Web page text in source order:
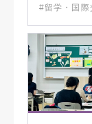
#留学・国際